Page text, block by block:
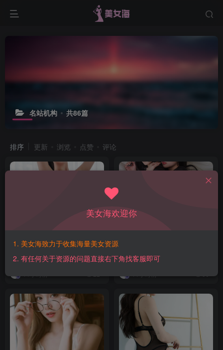
名站机构 共86篇
排序 更新 浏览 点赞 评论
期[45.2G-2026.8]
孔雀海
22
孔雀海
36
美女海欢迎你
1. 美女海致力于收集海量美女资源
2. 有任何关于资源的问题直接右下角找客服即可